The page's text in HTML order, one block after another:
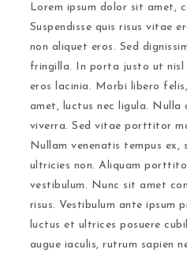
Lorem ipsum dolor sit amet,
Suspendisse quis risus vitae
non aliquet eros. Sed
fringilla. In porta justo ut nisl
eros lacinia. Morbi libero
amet, luctus nec ligula. Nulla
viverra. Sed vitae porttitor
Nullam venenatis tempus
ultricies non. Aliquam
vestibulum. Nunc sit amet
risus. Vestibulum ante ipsum
luctus et ultrices posuere
augue iaculis, rutrum sapien